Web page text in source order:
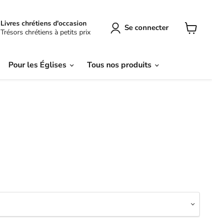
Livres chrétiens d'occasion
Trésors chrétiens à petits prix
Se connecter
Voir
Pour les Églises Tous nos produits